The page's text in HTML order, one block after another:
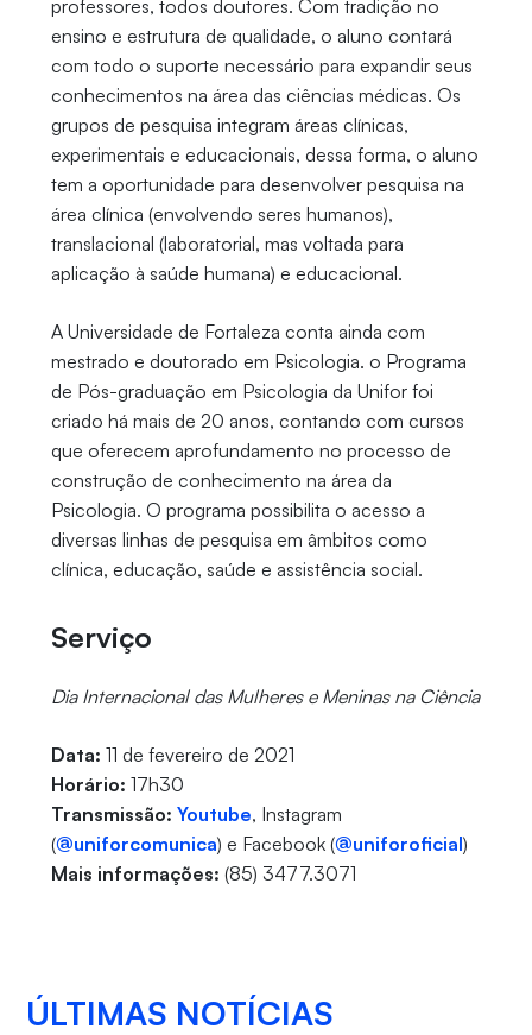
professores, todos doutores. Com tradição no
ensino e estrutura de qualidade, o aluno contará
com todo o suporte necessário para expandir seus
conhecimentos na área das ciências médicas. Os
grupos de pesquisa integram áreas clínicas,
experimentais e educacionais, dessa forma, o aluno
tem a oportunidade para desenvolver pesquisa na
área clínica (envolvendo seres humanos),
translacional (laboratorial, mas voltada para
aplicação à saúde humana) e educacional.
A Universidade de Fortaleza conta ainda com
mestrado e doutorado em Psicologia. o Programa
de Pós-graduação em Psicologia da Unifor foi
criado há mais de 20 anos, contando com cursos
que oferecem aprofundamento no processo de
construção de conhecimento na área da
Psicologia. O programa possibilita o acesso a
diversas linhas de pesquisa em âmbitos como
clínica, educação, saúde e assistência social.
Serviço
Dia Internacional das Mulheres e Meninas na Ciência
Data: 11 de fevereiro de 2021
Horário: 17h30
Transmissão: Youtube, Instagram
(@uniforcomunica) e Facebook (@uniforoficial)
Mais informações: (85) 3477.3071
ÚLTIMAS NOTÍCIAS